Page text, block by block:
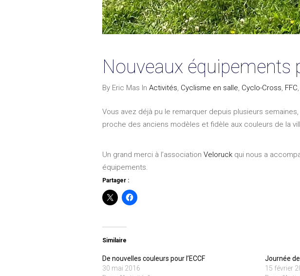
Nouveaux équipements
By Eric Mas In Activités, Cyclisme en salle, Cyclo-Cross, FFC,
Vous avez déjà pu le remarquer depuis plusieurs
proche des anciens modèles et fidèle aux couleurs de la
Un grand merci à l’association Veloruck qui nous a
équipements.
Partager :
Similaire
De nouvelles couleurs pour l’ECCF
30 mai 2016
Journée
15 février